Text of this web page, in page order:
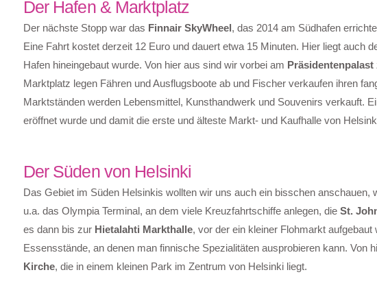
Der Hafen & Marktplatz
Der nächste Stopp war das Finnair SkyWheel, das 2014 am Südhafen
Eine Fahrt kostet derzeit 12 Euro und dauert etwa 15 Minuten. Hier liegt auch
Hafen hineingebaut wurde. Von hier aus sind wir vorbei am Präsidentenpalast
Marktplatz legen Fähren und Ausflugsboote ab und Fischer verkaufen ihren
Marktständen werden Lebensmittel, Kunsthandwerk und Souvenirs verkauft.
eröffnet wurde und damit die erste und älteste Markt- und Kaufhalle von
Der Süden von Helsinki
Das Gebiet im Süden Helsinkis wollten wir uns auch ein bisschen anschauen,
u.a. das Olympia Terminal, an dem viele Kreuzfahrtschiffe anlegen, die St.
es dann bis zur Hietalahti Markthalle, vor der ein kleiner Flohmarkt
Essensstände, an denen man finnische Spezialitäten ausprobieren kann. Von
Kirche, die in einem kleinen Park im Zentrum von Helsinki liegt.